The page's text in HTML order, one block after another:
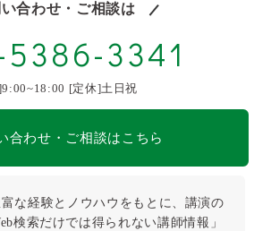
合わせ・ご相談は
3341
[定休]土日祝
合わせ・ご相談はこちら
な経験とノウハウをもとに、講演の
検索だけでは得られない講師情報」